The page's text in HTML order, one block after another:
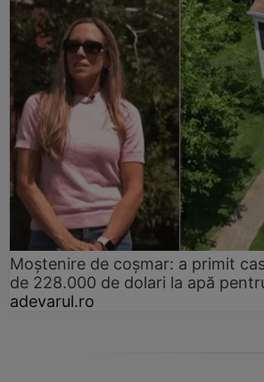
Moștenire de coșmar: a primit
de 228.000 de dolari la apă
adevarul.ro